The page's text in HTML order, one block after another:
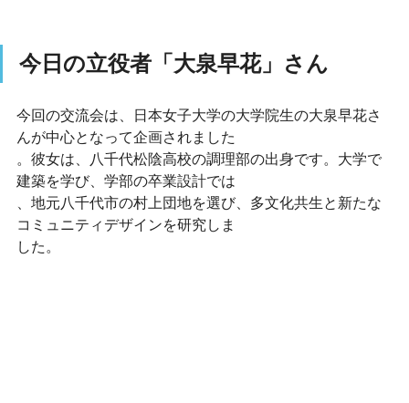
今日の立役者「大泉早花」さん
今回の交流会は、日本女子大学の大学院生の大泉早花さ
んが中心となって企画されました
。彼女は、八千代松陰高校の調理部の出身です。大学で
建築を学び、学部の卒業設計では
、地元八千代市の村上団地を選び、多文化共生と新たな
コミュニティデザインを研究しま
した。